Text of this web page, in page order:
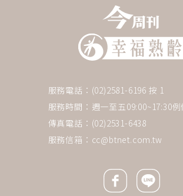
服務電話：(02)2581-6196 按 1
服務時間：週一至五09:00~17:30
傳真電話：(02)2531-6438
服務信箱： cc@btnet.com.tw
Facebook icon
Line icon